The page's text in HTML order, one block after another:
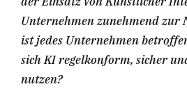
Unternehmen zunehmend zur
ist jedes Unternehmen
sich KI regelkonform, sicher
nutzen?